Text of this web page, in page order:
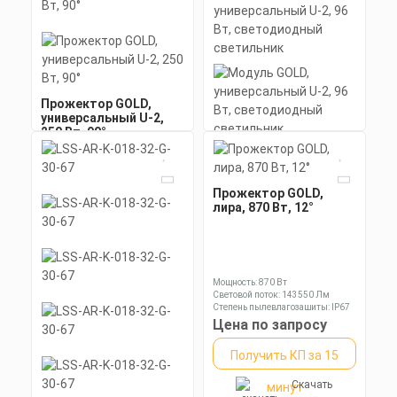
Коэффициент мощности не менее:
Материал корпуса:
Экструдированный
алюминиевый профиль
(анодированный), прозрачное
минеральное стекло.
Цена по запросу
Получить КП за 15
минутСкачать
КП
Прожектор GOLD,
универсальный U-2,
250 Вт, 90°
Мощность: 250 Вт
Гаратния: 5 лет
Коэффициент мощности не менее:
Получить КП за 15
КП
Модуль GOLD,
универсальный U-2, 96
Вт, светодиодный
светильник
Экструдированный
алюминиевый профиль
(анодированный), прозрачное
минеральное стекло.
Цена по запросу
Получить КП за 15
минутСкачать
КП
Прожектор GOLD,
лира, 870 Вт, 12°
Мощность: 870 Вт
Световой поток: 143550 Лм
Степень пылевлагозащиты: IP67
Цена по запросу
Получить КП за 15
минутСкачать